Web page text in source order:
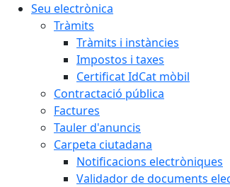
Seu electrònica
Tràmits
Tràmits i instàncies
Impostos i taxes
Certificat IdCat mòbil
Contractació pública
Factures
Tauler d'anuncis
Carpeta ciutadana
Notificacions electròniques
Validador de documents